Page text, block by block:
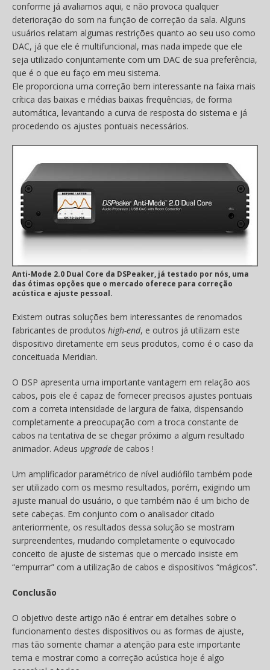
conforme já avaliamos aqui, e não provoca qualquer
deterioração do som na função de correção da sala. Alguns
usuários relatam algumas restrições quanto ao seu uso como
DAC, já que ele é multifuncional, mas nada impede que ele
seja utilizado conjuntamente com um DAC de sua preferência,
que é o que eu faço em meu sistema.
Ele proporciona uma correção bem interessante na faixa mais
crítica das baixas e médias baixas frequências, de forma
automática, levantando a curva de resposta do sistema e já
procedendo os ajustes pontuais necessários.
Anti-Mode 2.0 Dual Core da DSPeaker, já testado por nós, uma
das ótimas opções que o mercado oferece para correção
acústica e ajuste pessoal.
Existem outras soluções bem interessantes de renomados
fabricantes de produtos high-end, e outros já utilizam este
dispositivo diretamente em seus produtos, como é o caso da
conceituada Meridian.
O DSP apresenta uma importante vantagem em relação aos
cabos, pois ele é capaz de fornecer precisos ajustes pontuais
com a correta intensidade de largura de faixa, dispensando
completamente a preocupação com a troca constante de
cabos na tentativa de se chegar próximo a algum resultado
animador. Adeus upgrade de cabos !
Um amplificador paramétrico de nível audiófilo também pode
ser utilizado com os mesmo resultados, porém, exigindo um
ajuste manual do usuário, o que também não é um bicho de
sete cabeças. Em conjunto com o analisador citado
anteriormente, os resultados dessa solução se mostram
surpreendentes, mudando completamente o equivocado
conceito de ajuste de sistemas que o mercado insiste em
“empurrar” com a utilização de cabos e dispositivos “mágicos”.
Conclusão
O objetivo deste artigo não é entrar em detalhes sobre o
funcionamento destes dispositivos ou as formas de ajuste,
mas tão somente chamar a atenção para este importante
tema e mostrar como a correção acústica hoje é algo